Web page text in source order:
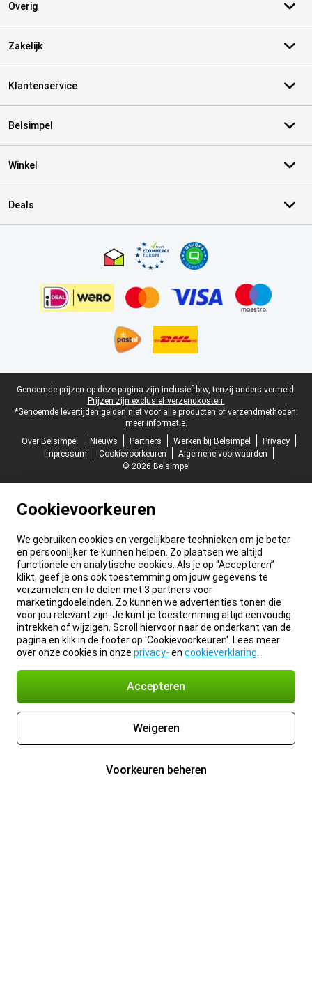
Overig
Zakelijk
Klantenservice
Belsimpel
Winkel
Deals
Juridische voettekst
Genoemde prijzen op deze pagina zijn inclusief btw, tenzij anders vermeld.
Prijzen zijn exclusief verzendkosten.
*Genoemde levertijden gelden niet voor alle producten of verzendmethoden:
meer informatie.
Over Belsimpel
Nieuws Partners Werken bij Belsimpel
Privacy
Impressum
Cookievoorkeuren
Algemene voorwaarden
© 2026 Belsimpel
Cookievoorkeuren
We gebruiken cookies en vergelijkbare technieken om je beter
en persoonlijker te kunnen helpen. Zo plaatsen we altijd
functionele en analytische cookies. Als je op “Accepteren”
klikt, geef je ons ook toestemming om jouw gegevens te
verzamelen en te delen met 3 partners voor
marketingdoeleinden. Zo kunnen we advertenties tonen die
voor jou relevant zijn. Je kunt je toestemming altijd eenvoudig
intrekken of wijzigen. Scroll hiervoor naar de onderkant van de
pagina en klik in de footer op 'Cookievoorkeuren'. Lees meer
over onze cookies in onze privacy- en cookieverklaring
Accepteren
Weigeren
Voorkeuren beheren